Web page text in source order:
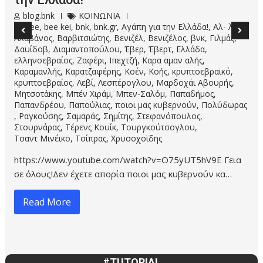
blog.bnk TUTORIAL, ΚΟΙΝΩΝΙΑ
bee kei,Bill Kormas,blog.bnk,bnk,bnk.gr,Tutorial,Α18 ,
Α18/2013, Αγάπη για την Ελλάδα!, βλογ.βνκ,βνκ,Νόμος,
Νόμος Α18,ξεπούλημα,οδηγός,Προδότες,Σύνταγμα
ΦΕΚ Α18
✅Για να δείτε το video κλικ εδώ! ✅Κάνε ΕΓΓΡΑΦΗ στον
bee kei στο YouTube Αν σας έλεγα ότι την Ελλάδα …
Read More